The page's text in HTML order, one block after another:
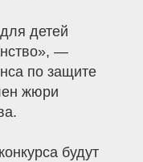
детей
—
по защите
жюри
будут